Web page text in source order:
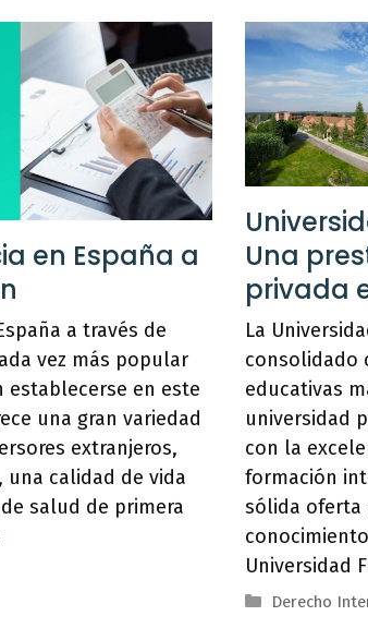
en España a
a través de
vez más popular
establecerse en este
una gran variedad
extranjeros,
calidad de vida
salud de primera
Una
privada
La
consolidado
educativas
universidad
con la
formación
sólida oferta
Universidad
Categorías
Derecho